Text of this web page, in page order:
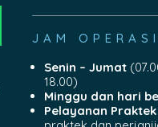
JAM
Senin – Jumat
18.00)
Minggu dan hari
Pelayanan